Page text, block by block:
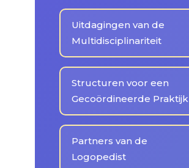
Uitdagingen van de
Multidisciplinariteit
Structuren voor een
Gecoördineerde Praktijk
Partners van de
Logopedist